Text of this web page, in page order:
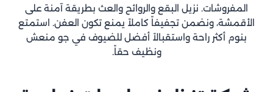
المفروشات. نزيل البقع والروائح والعث بطريقة آمنة على
الأقمشة، ونضمن تجفيفاً كاملاً يمنع تكون العفن. استمتع
بنوم أكثر راحة واستقبالاً أفضل للضيوف في جو منعش
ونظيف حقاً.